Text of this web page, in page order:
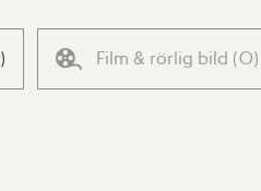
) Film & rörlig bild (0)